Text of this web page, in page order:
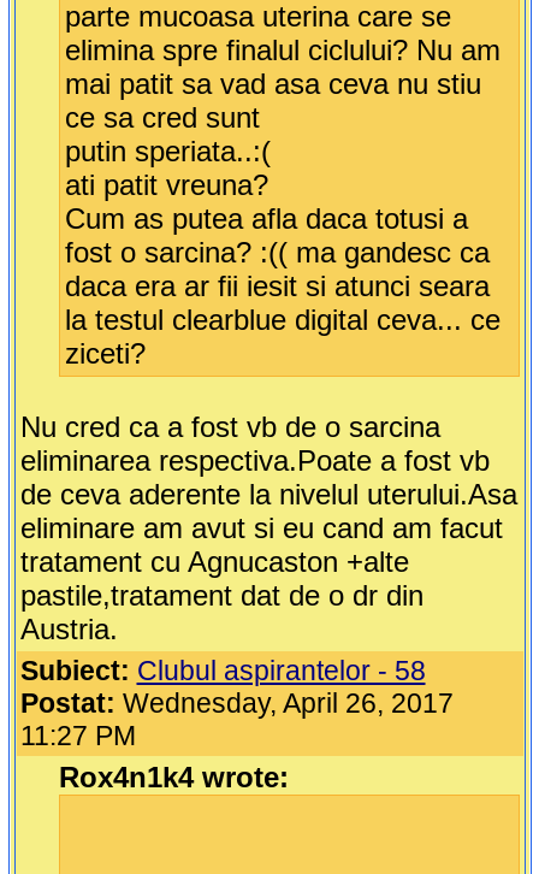
parte mucoasa uterina care se
elimina spre finalul ciclului? Nu am
mai patit sa vad asa ceva nu stiu
ce sa cred sunt
putin speriata..:(
ati patit vreuna?
Cum as putea afla daca totusi a
fost o sarcina? :(( ma gandesc ca
daca era ar fii iesit si atunci seara
la testul clearblue digital ceva... ce
ziceti?
Nu cred ca a fost vb de o sarcina
eliminarea respectiva.Poate a fost vb
de ceva aderente la nivelul uterului.Asa
eliminare am avut si eu cand am facut
tratament cu Agnucaston +alte
pastile,tratament dat de o dr din
Austria.
Subiect: Clubul aspirantelor - 58
Postat: Wednesday, April 26, 2017
11:27 PM
Rox4n1k4 wrote: